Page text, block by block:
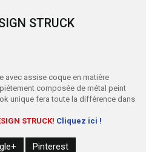
STRUCK
avec assise coque en matière
composée de métal peint
unique fera toute la différence dans
STRUCK! Cliquez ici !
Pinterest